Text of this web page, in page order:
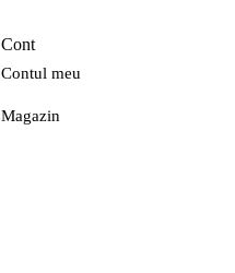
Cont
Contul meu
Magazin